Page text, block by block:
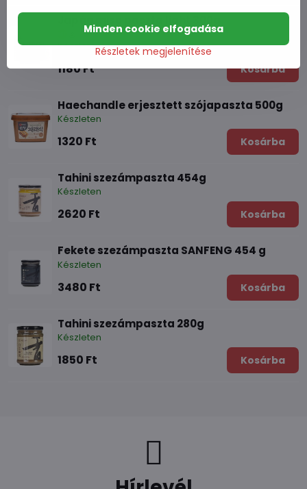
Készleten
1180 Ft Kosárba
Haechandle erjesztett szójapaszta 500g
Készleten
1320 Ft Kosárba
Tahini szezámpaszta 454g
Készleten
2620 Ft Kosárba
Fekete szezámpaszta SANFENG 454 g
Készleten
3480 Ft Kosárba
Tahini szezámpaszta 280g
Készleten
1850 Ft Kosárba
Részletek megjelenítése
Minden cookie elfogadása